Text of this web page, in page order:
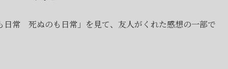
常 死ぬのも日常」を見て、友人がくれた感想の一部で